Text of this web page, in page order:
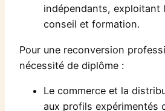
indépendants, exploitant
conseil et formation.
Pour une reconversion
nécessité de diplôme :
Le commerce et la
aux profils expérimentés